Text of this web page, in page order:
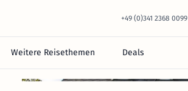
+49 (0)341 2368 0099
Weitere Reisethemen Deals